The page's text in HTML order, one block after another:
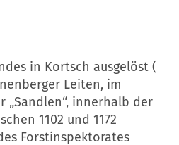
in Kortsch ausgelöst (
Leiten, im
„Sandlen“, innerhalb der
1102 und 1172
Forstinspektorates